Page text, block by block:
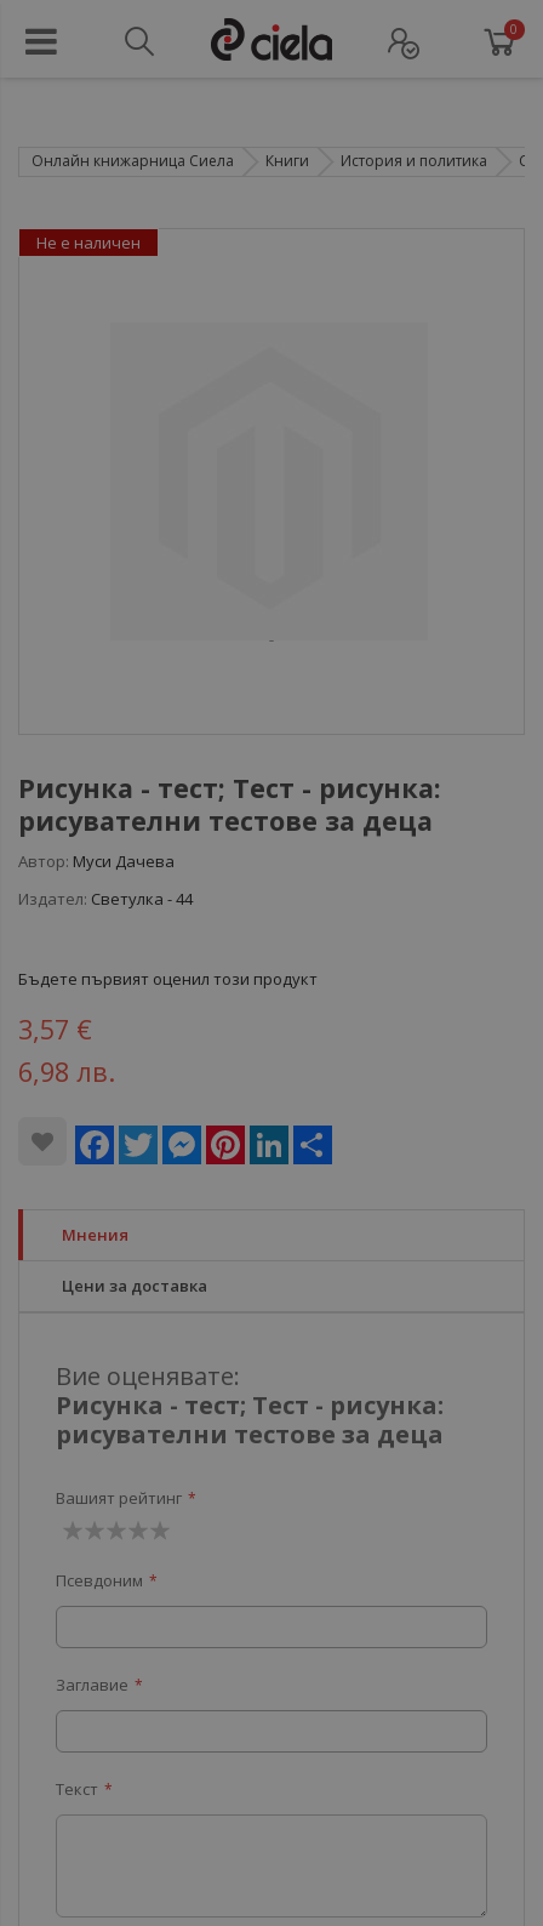
0
Онлайн книжарница Сиела Книги История и политика
Рисунка - тест; Тест - рисунка:
рисувателни тестове за деца
Автор: Муси Дачева
Издател: Светулка - 44
Бъдете първият оценил този продукт
3,57 €
6,98 лв.
Facebook
Twitter MessengerPinterestLinkedIn
Не е наличен
Мнения
Цени за доставка
Вие оценявате:
Рисунка - тест; Тест - рисунка:
рисувателни тестове за деца
Вашият рейтинг
звезда
звезди
звезди
звезди
звезди
Псевдоним
Заглавие
Текст